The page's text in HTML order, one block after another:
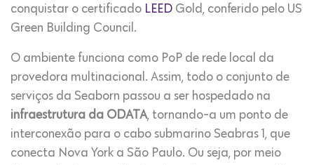
conquistar o certificado LEED Gold, conferido pelo US
Green Building Council.
O ambiente funciona como PoP de rede local da
provedora multinacional. Assim, todo o conjunto de
serviços da Seaborn passou a ser hospedado na
infraestrutura da ODATA, tornando-a um ponto de
interconexão para o cabo submarino Seabras 1, que
conecta Nova York a São Paulo. Ou seja, por meio